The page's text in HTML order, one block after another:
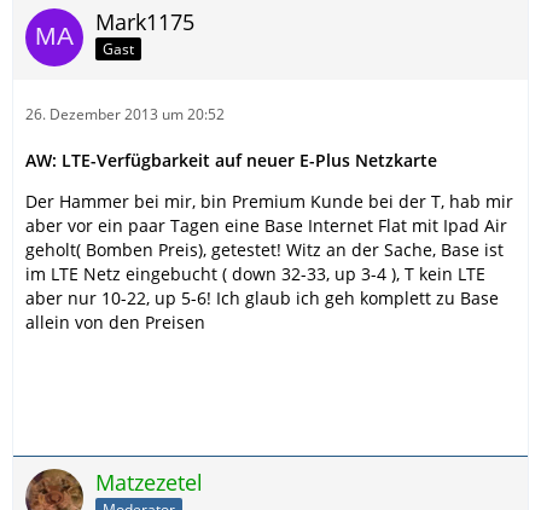
Mark1175
Gast
26. Dezember 2013 um 20:52
AW: LTE-Verfügbarkeit auf neuer E-Plus Netzkarte
Der Hammer bei mir, bin Premium Kunde bei der T, hab mir
aber vor ein paar Tagen eine Base Internet Flat mit Ipad Air
geholt( Bomben Preis), getestet! Witz an der Sache, Base ist
im LTE Netz eingebucht ( down 32-33, up 3-4 ), T kein LTE
aber nur 10-22, up 5-6! Ich glaub ich geh komplett zu Base
allein von den Preisen
Matzezetel